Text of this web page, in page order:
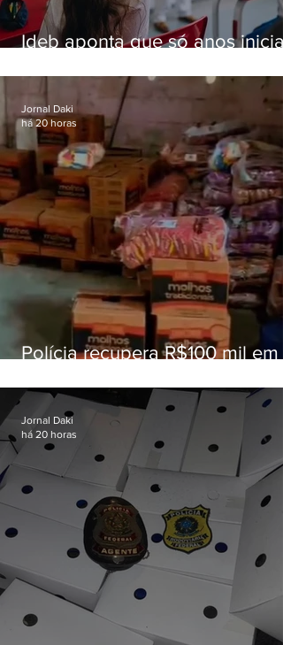
Ideb aponta que só anos
educação
Polícia recupera R$100 mil em
Fluminense
Jornal Daki
há 20 horas
Jornal Daki
há 20 horas